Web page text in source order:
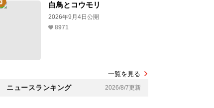
白鳥とコウモリ
2026年9月4日公開
8971
一覧を見る
ニュースランキング 2026/8/7更新